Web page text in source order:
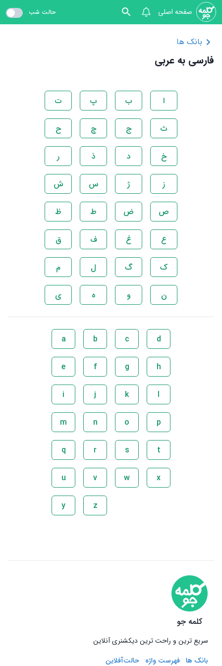
صفحه اصلی حالت شب
بانک ها
فارسی به عربی
ا ب پ ت
ث ج چ ح
خ د ذ ر
ز ژ س ش
ص ض ط ظ
ع غ ف ق
ک گ ل م
ن و ه ی
a b c d
e f g h
i j k l
m n o p
q r s t
u v w x
y z
کلمه جو
سریع ترین و راحت ترین دیکشنری آنلاین
بانک ها فهرست واژه حالت‌آفلاین